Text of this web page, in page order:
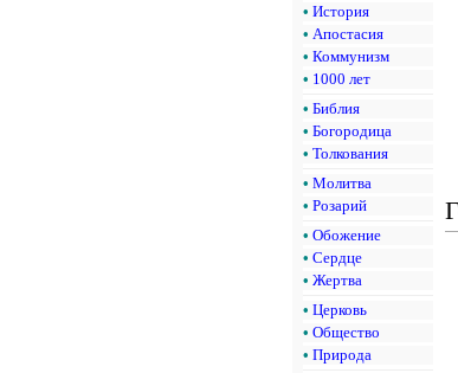
• История
• Апостасия
• Коммунизм
• 1000 лет
• Библия
• Богородица
• Толкования
• Молитва
• Розарий
• Обожение
• Сердце
• Жертва
• Церковь
• Общество
• Природа